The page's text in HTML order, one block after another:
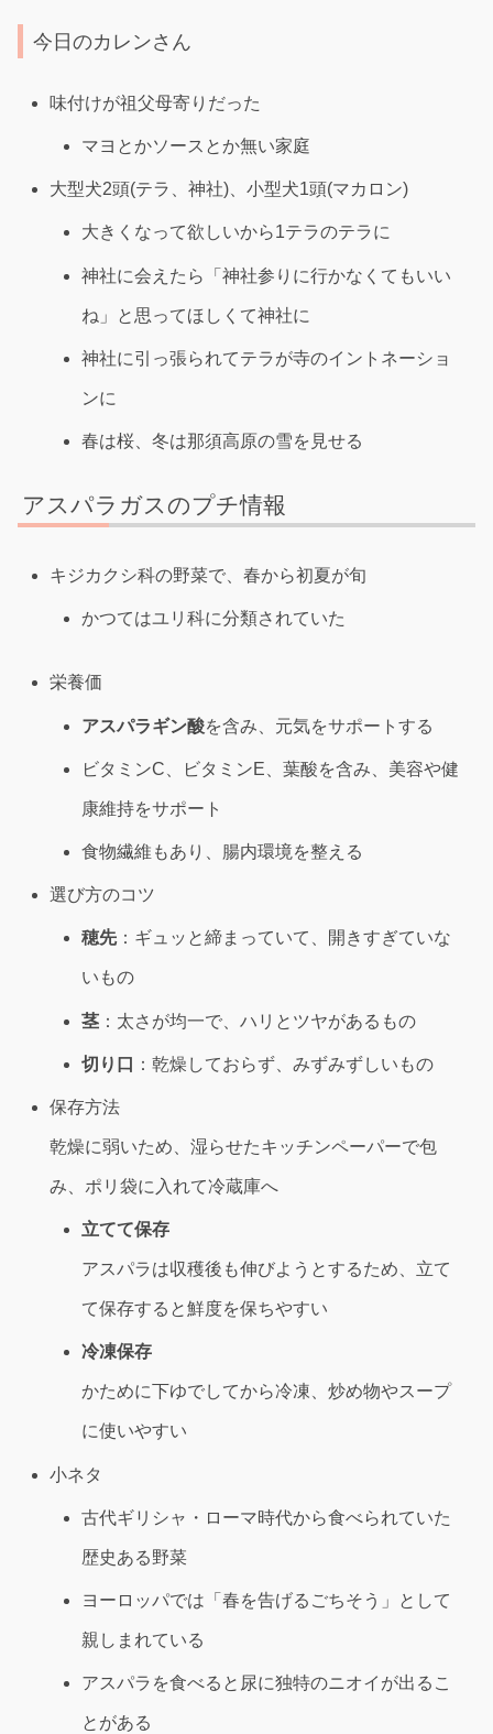
今日のカレンさん
味付けが祖父母寄りだった
マヨとかソースとか無い家庭
大型犬2頭(テラ、神社)、小型犬1頭(マカロン)
大きくなって欲しいから1テラのテラに
神社に会えたら「神社参りに行かなくてもいい
ね」と思ってほしくて神社に
神社に引っ張られてテラが寺のイントネーショ
ンに
春は桜、冬は那須高原の雪を見せる
アスパラガスのプチ情報
キジカクシ科の野菜で、春から初夏が旬
かつてはユリ科に分類されていた
栄養価
アスパラギン酸を含み、元気をサポートする
ビタミンC、ビタミンE、葉酸を含み、美容や健
康維持をサポート
食物繊維もあり、腸内環境を整える
選び方のコツ
穂先：ギュッと締まっていて、開きすぎていな
いもの
茎 ：太さが均一で、ハリとツヤがあるもの
切り口 ：乾燥しておらず、みずみずしいもの
保存方法
乾燥に弱いため、湿らせたキッチンペーパーで包
み、ポリ袋に入れて冷蔵庫へ
立てて保存
アスパラは収穫後も伸びようとするため、立て
て保存すると鮮度を保ちやすい
冷凍保存
かために下ゆでしてから冷凍、炒め物やスープ
に使いやすい
小ネタ
古代ギリシャ・ローマ時代から食べられていた
歴史ある野菜
ヨーロッパでは「春を告げるごちそう」として
親しまれている
アスパラを食べると尿に独特のニオイが出るこ
とがある